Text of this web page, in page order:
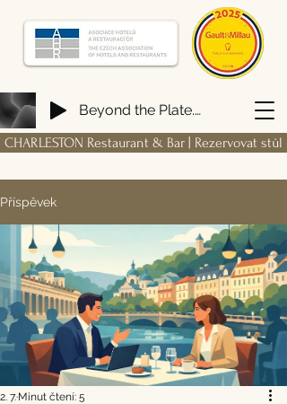
CHARLESTON Restaurant & Bar | Rezervovat stůl
Beyond the Plate. Building a FIRM Hospitality Ecosystem from Scratch
Příspěvek
2. 7. Minut čtení: 5